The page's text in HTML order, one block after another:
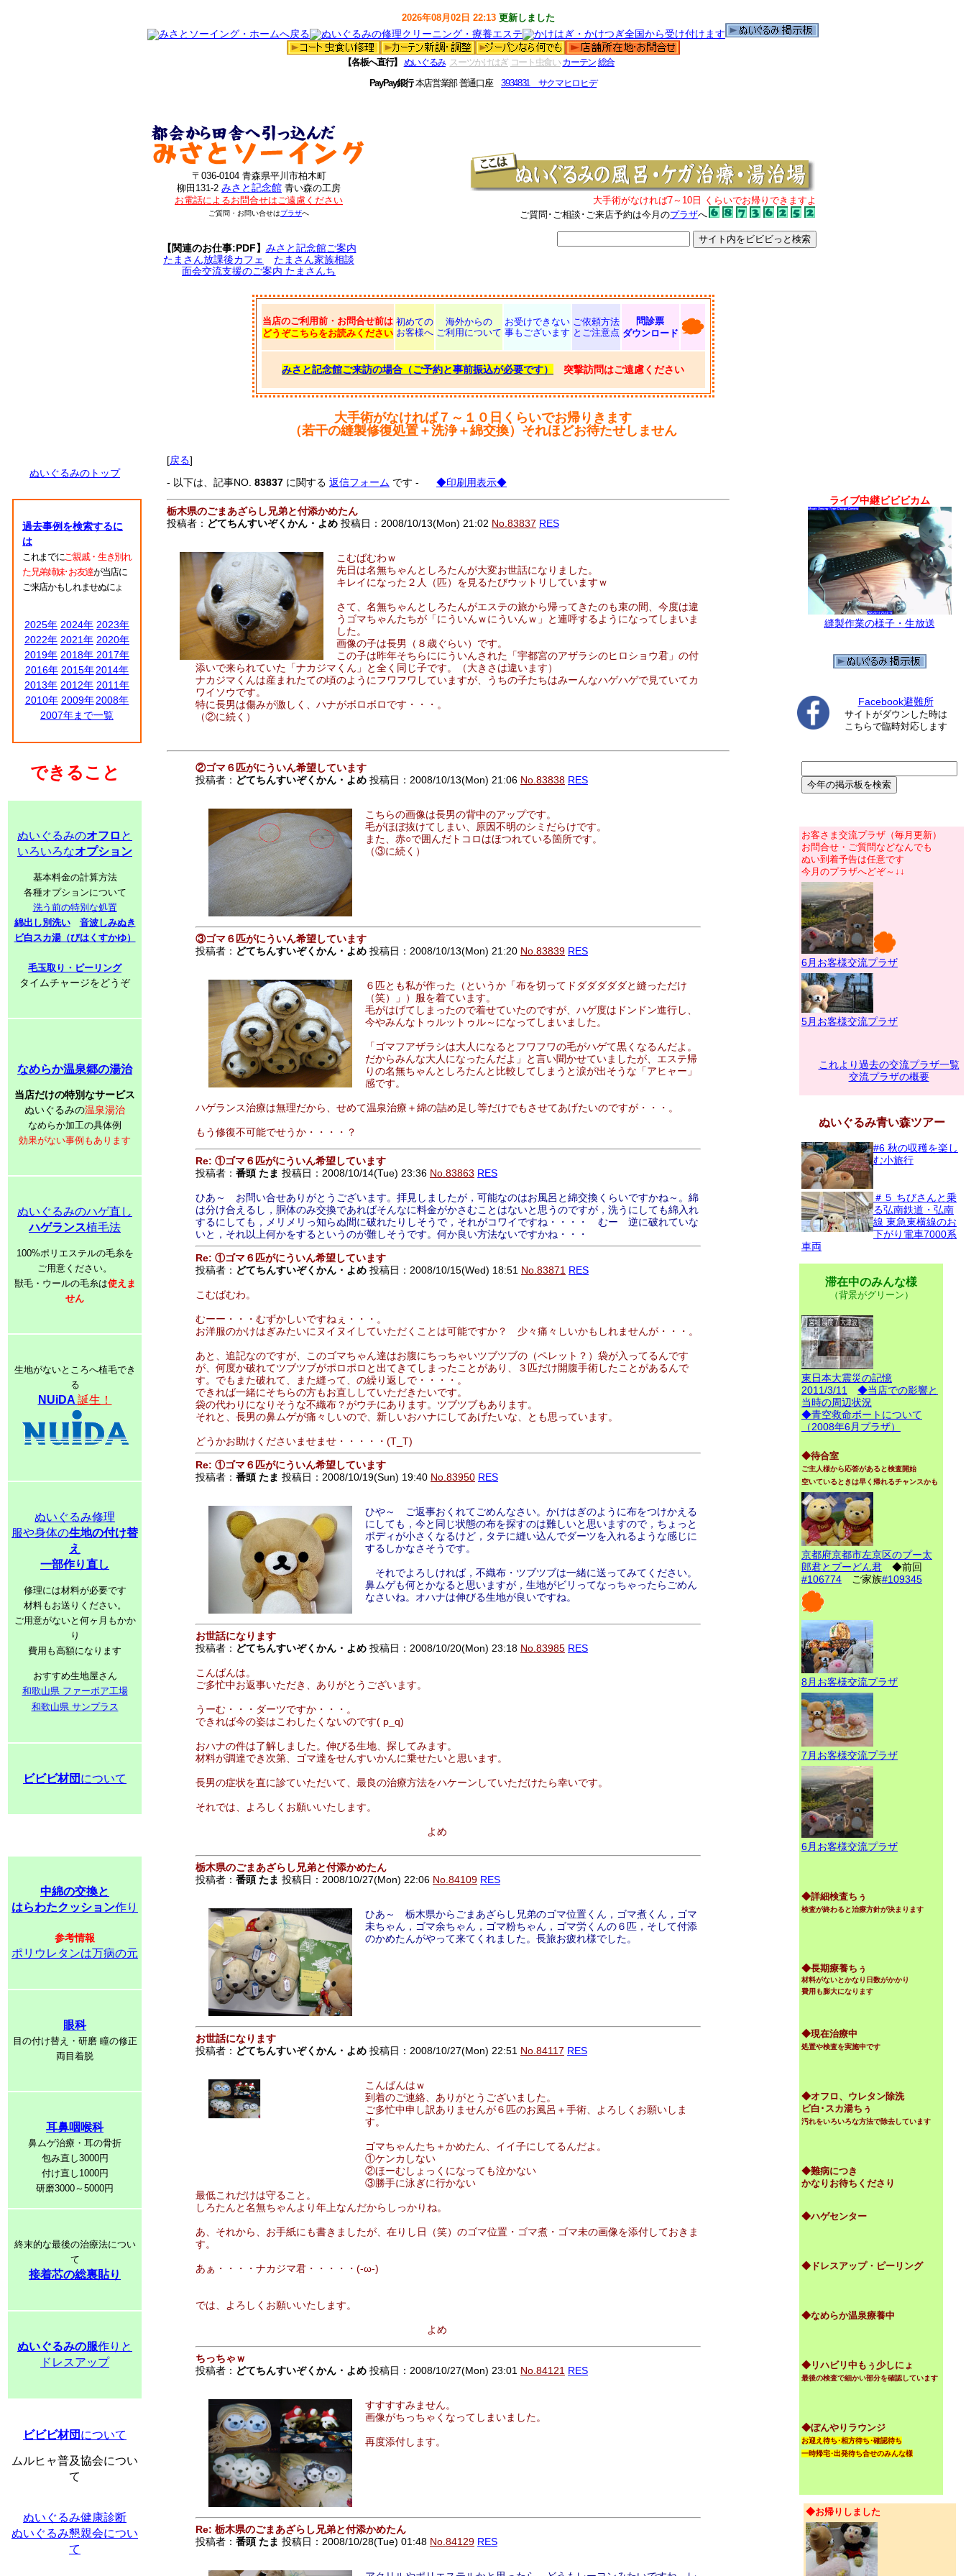
2026年08月02日 22:13 更新しました
【各板へ直行】 ぬいぐるみ スーツかけはぎ コート虫食い カーテン 総合
PayPay銀行本店営業部 普通口座3934831 サクマヒロヒデ
〒036-0104 青森県平川市柏木町
柳田131-2 みさと記念館 青い森の工房
お電話によるお問合せはご遠慮ください
ご質問・お問い合せはプラザへ
【関連のお仕事:PDF】 みさと記念館ご案内
たまさん放課後カフェ
たまさん家族相談
面会交流支援のご案内 たまさんち
大手術がなければ7～10日 くらいでお帰りできますよ
ご質問･ご相談･ご来店予約は今月のプラザへ
当店のご利用前・お問合せ前は
どうぞこちらをお読みください
初めての
お客様へ
海外からの
ご利用について
お受けできない
事もございます
ご依頼方法
とご注意点
問診票
ダウンロード
みさと記念館ご来訪の場合（ご予約と事前振込が必要です） 突撃訪問はご遠慮ください
大手術がなければ７～１０日くらいでお帰りきます
（若干の縫製修復処置＋洗浄＋綿交換）それほどお待たせしません
ぬいぐるみのトップ
過去事例を検索するに
は
これまでにご親戚・生き別れ
た兄弟姉妹･お友達が当店に
ご来店かもしれませぬにょ
2025年 2024年 2023年
2022年 2021年 2020年
2019年 2018年 2017年
2016年 2015年 2014年
2013年 2012年 2011年
2010年 2009年 2008年
2007年まで一覧
できること
ぬいぐるみのオフロ と
いろいろなオプション
基本料金の計算方法
各種オプションについて
洗う前の特別な処置
綿出し別洗い
音波しみぬき
ビ白スカ湯（びはくすかゆ）
毛玉取り・ピーリング
タイムチャージをどうぞ
なめらか温泉郷の湯治
当店だけの特別なサービス
ぬいぐるみの温泉湯治
なめらか加工の具体例
効果がない事例もあります
ぬいぐるみのハゲ直し
ハゲランス植毛法
100%ポリエステルの毛糸を
ご用意ください。
獣毛・ウールの毛糸は使えま
せん
生地がないところへ植毛でき
る
NUiDA 誕生！
ぬいぐるみ修理
服や身体の生地の付け替
え
一部作り直し
修理には材料が必要です
材料もお送りください。
ご用意がないと何ヶ月もかか
り
費用も高額になります
おすすめ生地屋さん
和歌山県 ファーボア工場
和歌山県 サンプラス
ビビビ材団 について
中綿の交換と
はらわたクッション作り
参考情報
ポリウレタンは万病の元
眼科
目の付け替え・研磨 瞳の修正
両目着脱
耳鼻咽喉科
鼻ムゲ治療・耳の骨折
包み直し3000円
付け直し1000円
研磨3000～5000円
終末的な最後の治療法につい
て
接着芯の総裏貼り
ぬいぐるみの服作りと
ドレスアップ
ビビビ材団 について
ムルヒャ普及協会につい
て
ぬいぐるみ健康診断
ぬいぐるみ懇親会につい
て
[戻る]
- 以下は、記事NO. 83837 に関する 返信フォーム です - ◆印刷用表示◆
栃木県のごまあざらし兄弟と付添かめたん
投稿者： どてちんすいぞくかん・よめ 投稿日：2008/10/13(Mon) 21:02 No.83837 RES
こむばむわｗ
先日は名無ちゃんとしろたんが大変お世話になりました。
キレイになった２人（匹）を見るたびウットリしていますｗ
さて、名無ちゃんとしろたんがエステの旅から帰ってきたのも束の間、今度は違
うゴマちゃんたちが「にういんｗにういんｗ」と連呼するようになってしまいま
した。
画像の子は長男（８歳ぐらい）です。
この子は昨年そちらににういんされた「宇都宮のアザラシのヒロショウ君」の付
添いで来られていた「ナカジマくん」と全く同じ子です。（大きさは違います）
ナカジマくんは産まれたての頃のようにフワフワしていますが、うちの子たちはみーんなハゲハゲで見ていてカ
ワイソウです。
特に長男は傷みが激しく、ハナがボロボロです・・・。
（②に続く）
②ゴマ６匹がにういん希望しています
投稿者： どてちんすいぞくかん・よめ 投稿日：2008/10/13(Mon) 21:06 No.83838 RES
こちらの画像は長男の背中のアップです。
毛がほぼ抜けてしまい、原因不明のシミだらけです。
また、赤○で囲んだトコロはほつれている箇所です。
（③に続く）
③ゴマ６匹がにういん希望しています
投稿者： どてちんすいぞくかん・よめ 投稿日：2008/10/13(Mon) 21:20 No.83839 RES
６匹とも私が作った（というか「布を切ってドダダダダダと縫っただけ
（笑）」）服を着ています。
毛がはげてしまったので着せていたのですが、ハゲ度はドンドン進行し、
今やみんなトゥルットゥル～になってしまいました。
「ゴマフアザラシは大人になるとフワフワの毛がハゲて黒くなるんだよ。
だからみんな大人になったんだよ」と言い聞かせていましたが、エステ帰
りの名無ちゃんとしろたんと比較してしまうと涙が出そうな「アヒャー」
感です。
ハゲランス治療は無理だから、せめて温泉治療＋綿の詰め足し等だけでもさせてあげたいのですが・・・。
もう修復不可能でせうか・・・・？
Re: ①ゴマ６匹がにういん希望しています
投稿者： 番頭 たま 投稿日：2008/10/14(Tue) 23:36 No.83863 RES
ひあ～ お問い合せありがとうございます。拝見しましたが，可能なのはお風呂と綿交換くらいですかね～。綿
は分け合えるし，胴体のみ交換であればそんなに料金がかさむことはないと思うのですが，洗うにしても綿入れ
するにしても，メリメリっ知らぬ間に破れたりしそうで，それがコワイですね・・・・ むー 逆に破れていな
いと，それ以上何かをするというのが難しそうです。何か良い方法ないですかね・・・
Re: ①ゴマ６匹がにういん希望しています
投稿者： どてちんすいぞくかん・よめ 投稿日：2008/10/15(Wed) 18:51 No.83871 RES
こむばむわ。
むーー・・・むずかしいですねぇ・・・。
お洋服のかけはぎみたいにヌイヌイしていただくことは可能ですか？ 少々痛々しいかもしれませんが・・・。
あと、追記なのですが、このゴマちゃん達はお腹にちっちゃいツブツブの（ペレット？）袋が入ってるんです
が、何度か破れてツブツブがポロポロと出てきてしまったことがあり、３匹だけ開腹手術したことがあるんで
す。でもまた破れて、また縫って、の繰り返しで・・・・。
できれば一緒にそちらの方もお直ししていただきたいです。
袋の代わりになりそうな不織布？がウチにあります。ツブツブもあります。
それと、長男の鼻ムゲが痛々しいので、新しいおハナにしてあげたいな、とも思っています。
どうかお助けくださいませませ・・・・・(T_T)
Re: ①ゴマ６匹がにういん希望しています
投稿者： 番頭 たま 投稿日：2008/10/19(Sun) 19:40 No.83950 RES
ひや～ ご返事おくれてごめんなさい。かけはぎのように布をつけかえる
にしても，今と同じ状態の布を探すのは難しいと思いますので，ちょっと
ボディが小さくなるけど，タテに縫い込んでダーツを入れるような感じに
するしかなさそうです。
それでよろしければ，不織布・ツブツブは一緒に送ってみてください。
鼻ムゲも何とかなると思いますが，生地がビリってなっちゃったらごめん
なさいね。オハナは伸びる生地が良いですね。
お世話になります
投稿者： どてちんすいぞくかん・よめ 投稿日：2008/10/20(Mon) 23:18 No.83985 RES
こんばんは。
ご多忙中お返事いただき、ありがとうございます。
うーむ・・・ダーツですか・・・。
できれば今の姿はこわしたくないのです( p_q)
おハナの件は了解しました。伸びる生地、探してみます。
材料が調達でき次第、ゴマ達をせんすいかんに乗せたいと思います。
長男の症状を直に診ていただいて、最良の治療方法をハケーンしていただけたら幸いです。
それでは、よろしくお願いいたします。
よめ
栃木県のごまあざらし兄弟と付添かめたん
投稿者： 番頭 たま 投稿日：2008/10/27(Mon) 22:06 No.84109 RES
ひあ～ 栃木県からごまあざらし兄弟のゴマ位置くん，ゴマ煮くん，ゴマ
未ちゃん，ゴマ余ちゃん，ゴマ粉ちゃん，ゴマ労くんの６匹，そして付添
のかめたんがやって来てくれました。長旅お疲れ様でした。
お世話になります
投稿者： どてちんすいぞくかん・よめ 投稿日：2008/10/27(Mon) 22:51 No.84117 RES
こんばんはｗ
到着のご連絡、ありがとうございました。
ご多忙中申し訳ありませんが６匹のお風呂＋手術、よろしくお願いしま
す。
ゴマちゃんたち＋かめたん、イイ子にしてるんだよ。
①ケンカしない
②ほーむしょっくになっても泣かない
③勝手に泳ぎに行かない
最低これだけは守ること。
しろたんと名無ちゃんより年上なんだからしっかりね。
あ、それから、お手紙にも書きましたが、在りし日（笑）のゴマ位置・ゴマ煮・ゴマ未の画像を添付しておきま
す。
あぁ・・・・ナカジマ君・・・・・(-ω-)
では、よろしくお願いいたします。
よめ
ちっちゃｗ
投稿者： どてちんすいぞくかん・よめ 投稿日：2008/10/27(Mon) 23:01 No.84121 RES
すすすすみません。
画像がちっちゃくなってしまいました。
再度添付します。
Re: 栃木県のごまあざらし兄弟と付添かめたん
投稿者： 番頭 たま 投稿日：2008/10/28(Tue) 01:48 No.84129 RES
ライブ中継ビビビカム
縫製作業の様子・生放送
Facebook避難所
サイトがダウンした時は
こちらで臨時対応します
お客さま交流プラザ（毎月更新）
お問合せ・ご質問などなんでも
ぬい到着予告は任意です
今月のプラザへどぞ～↓↓
6月お客様交流プラザ
5月お客様交流プラザ
これより過去の交流プラザ一覧
交流プラザの概要
ぬいぐるみ青い森ツアー
#6 秋の収穫を楽し
む小旅行
＃５ ちびさんと乗
る弘南鉄道・弘南
線 東急東横線のお
下がり電車7000系
車両
滞在中のみんな様
（背景がグリーン）
東日本大震災の記憶
2011/3/11
◆当店での影響と
当時の周辺状況
◆青空救命ボートについて
（2008年6月プラザ）
◆待合室
ご主人様から応答があると検査開始
空いているときは早く帰れるチャンスかも
京都府京都市左京区のプー太
郎君とプーどん君 ◆前回
#106774 ご家族#109345
8月お客様交流プラザ
7月お客様交流プラザ
6月お客様交流プラザ
◆詳細検査ちぅ
検査が終わると治療方針が決まります
◆長期療養ちぅ
材料がないとかなり日数がかかり
費用も膨大になります
◆現在治療中
処置や検査を実施中です
◆オフロ、ウレタン除洗
ビ白･スカ湯ちぅ
汚れをいろいろな方法で除去しています
◆難病につき
かなりお待ちくださり
◆ハゲセンター
◆ドレスアップ・ピーリング
◆なめらか温泉療養中
◆リハビリ中もぅ少しにょ
最後の検査で細かい部分を確認しています
◆ぼんやりラウンジ
お迎え待ち･相方待ち･確認待ち
一時帰宅･出発待ち合せのみんな様
◆お帰りしました